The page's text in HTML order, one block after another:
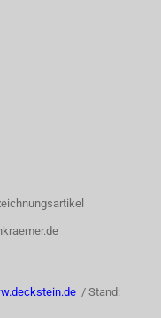
/ Stand: